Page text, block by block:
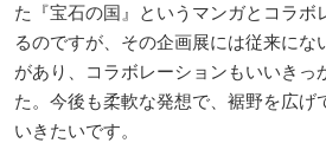
た『宝石の国』というマンガとコラボ
るのですが、その企画展には従来にな
があり、コラボレーションもいいきっ
た。今後も柔軟な発想で、裾野を広げ
いきたいです。